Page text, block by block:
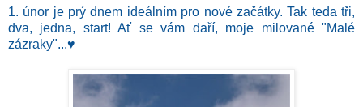
1. únor je prý dnem ideálním pro nové začátky. Tak teda tři,
dva, jedna, start! Ať se vám daří, moje milované "Malé
zázraky"...♥